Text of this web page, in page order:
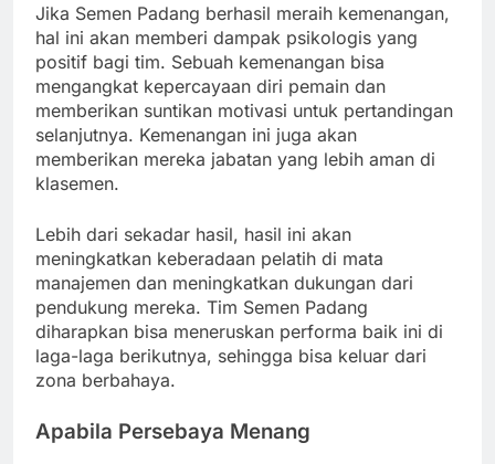
Jika Semen Padang berhasil meraih kemenangan,
hal ini akan memberi dampak psikologis yang
positif bagi tim. Sebuah kemenangan bisa
mengangkat kepercayaan diri pemain dan
memberikan suntikan motivasi untuk pertandingan
selanjutnya. Kemenangan ini juga akan
memberikan mereka jabatan yang lebih aman di
klasemen.
Lebih dari sekadar hasil, hasil ini akan
meningkatkan keberadaan pelatih di mata
manajemen dan meningkatkan dukungan dari
pendukung mereka. Tim Semen Padang
diharapkan bisa meneruskan performa baik ini di
laga-laga berikutnya, sehingga bisa keluar dari
zona berbahaya.
Apabila Persebaya Menang